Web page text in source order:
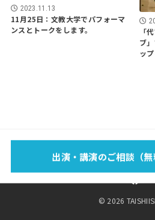
2023.11.13
11月25日：文教大学でパフォーマ
ンスとトークをします。
「
ブ
ッ
出演・講演のご相談（無
FOOTBAG？
BLOG
© 2026